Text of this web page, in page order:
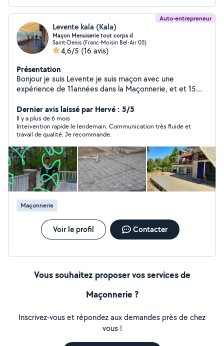
Auto-entrepreneur
Levente kala (Kala)
Maçon Menuiserie tout corps d
Saint-Denis (Franc-Moisin Bel-Air 05)
4,6/5 (16 avis)
Présentation
Bonjour je suis Levente je suis maçon avec une
expérience de 11années dans la Maçonnerie, et et 15
passionné par les bricolage de la maison comme
montage des meubles, kit complet pose du parquet, et
pose du carrelage.pose fenêtres pose des portes
coulissante encastrée pour le maçonnerie contacter
moi directement sour mon cartes
Dernier avis laissé par Hervé : 5/5
Il y a plus de 6 mois
Intervention rapide le lendemain. Communication très fluide et
travail de qualité. Je recommande.
Maçonnerie
Voir le profil Contacter
Vous souhaitez proposer vos services de
Maçonnerie ?
Inscrivez-vous et répondez aux demandes près de chez
vous !